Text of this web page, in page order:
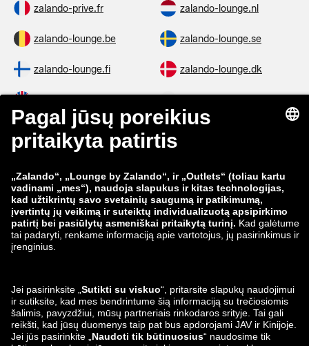
zalando-prive.fr zalando-lounge.nl
zalando-lounge.be zalando-lounge.se
zalando-lounge.fi zalando-lounge.dk
zalando-prive.es
zalando-lounge.ro zalando-lounge.hr
zalando-lounge.si zalando-lounge.hu
zalando-lounge.lu
Mus taip pat